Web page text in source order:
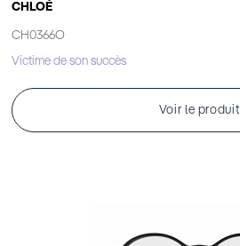
CHLOÉ
CH0366O
Victime de son succès
Voir le produit